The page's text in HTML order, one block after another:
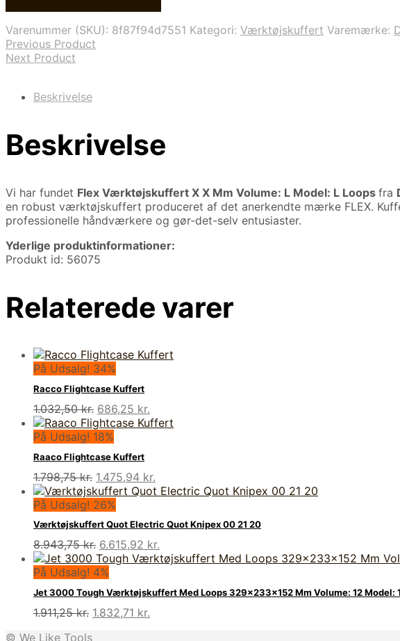
1.787,50 kr..1.714,04 kr..
Varenummer (SKU): 8f87f94d7551 Kategori: Værktøjskuffert Varemærke:
Previous Product
Next Product
Beskrivelse
Beskrivelse
Vi har fundet Flex Værktøjskuffert X X Mm Volume: L Model: L Loops fra
en robust værktøjskuffert produceret af det anerkendte mærke FLEX.
professionelle håndværkere og gør-det-selv entusiaster.
Yderlige produktinformationer:
Produkt id: 56075
Relaterede varer
På Udsalg! 34%
Racco Flightcase Kuffert
1.032,50kr. Den
oprindelige
pris
var:
1.032,50 kr..
686,25 kr.
aktuelle
På Udsalg! 18%
Raaco Flightcase Kuffert
1.798,75kr. Den
oprindelige
pris
var:
1.798,75 kr..
1.475,94 kr.
aktuelle
er:
1.475,94 kr..
På Udsalg! 26%
Værktøjskuffert Quot Electric Quot Knipex 00 21 20
8.943,75kr. Den
oprindelige
pris
var:
8.943,75 kr..
6.615,92 kr.
aktuelle
er:
6.615,92 kr..
På Udsalg! 4%
Jet 3000 Tough Værktøjskuffert Med Loops 329x233x152 Mm Volume: 12 Model:
1.911,25kr. Den
1.832,71 kr.
© We Like Tools